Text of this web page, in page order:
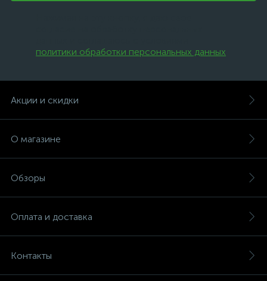
политики обработки персональных данных
Акции и скидки
О магазине
Обзоры
Оплата и доставка
Контакты